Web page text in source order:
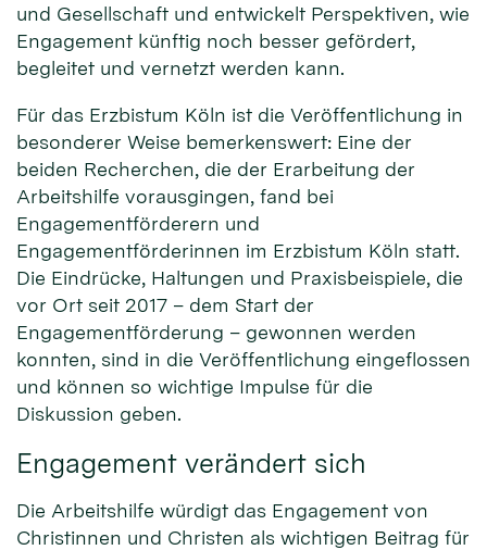
und Gesellschaft und entwickelt Perspektiven, wie
Engagement künftig noch besser gefördert,
begleitet und vernetzt werden kann.
Für das Erzbistum Köln ist die Veröffentlichung in
besonderer Weise bemerkenswert: Eine der
beiden Recherchen, die der Erarbeitung der
Arbeitshilfe vorausgingen, fand bei
Engagementförderern und
Engagementförderinnen im Erzbistum Köln statt.
Die Eindrücke, Haltungen und Praxisbeispiele, die
vor Ort seit 2017 – dem Start der
Engagementförderung – gewonnen werden
konnten, sind in die Veröffentlichung eingeflossen
und können so wichtige Impulse für die
Diskussion geben.
Engagement verändert sich
Die Arbeitshilfe würdigt das Engagement von
Christinnen und Christen als wichtigen Beitrag für